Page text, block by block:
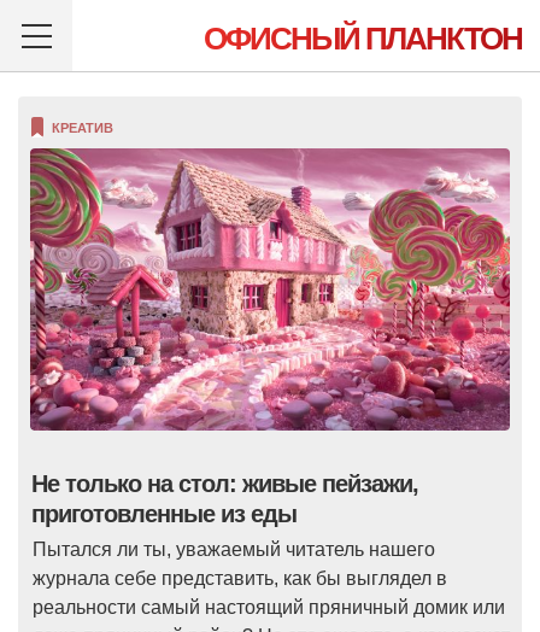
ОФИСНЫЙ ПЛАНКТОН
КРЕАТИВ
Не только на стол: живые пейзажи,
приготовленные из еды
Пытался ли ты, уважаемый читатель нашего
журнала себе представить, как бы выглядел в
реальности самый настоящий пряничный домик или